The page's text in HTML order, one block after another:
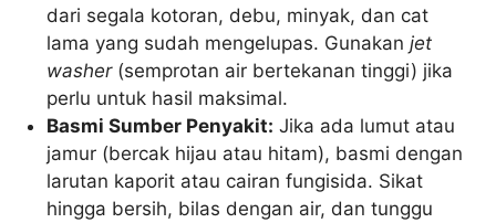
dari segala kotoran, debu, minyak, dan cat
lama yang sudah mengelupas. Gunakanjet
washer(semprotan air bertekanan tinggi) jika
perlu untuk hasil maksimal.
Basmi Sumber Penyakit: Jika ada lumut atau
jamur (bercak hijau atau hitam), basmi dengan
larutan kaporit atau cairan fungisida. Sikat
hingga bersih, bilas dengan air, dan tunggu